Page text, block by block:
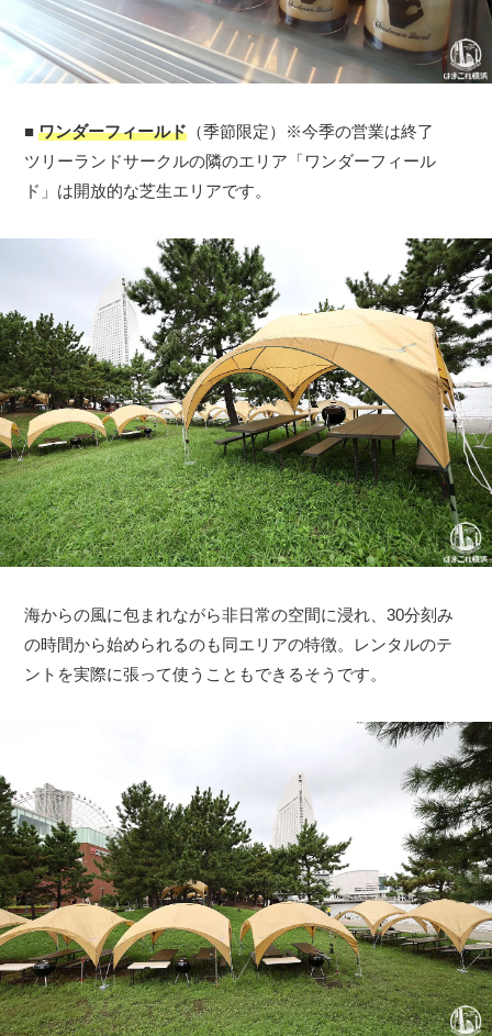
■ワンダーフィールド （季節限定）※今季の営業は終了
ツリーランドサークルの隣のエリア「ワンダーフィール
ド」は開放的な芝生エリアです。
海からの風に包まれながら非日常の空間に浸れ、30分刻み
の時間から始められるのも同エリアの特徴。レンタルのテ
ントを実際に張って使うこともできるそうです。